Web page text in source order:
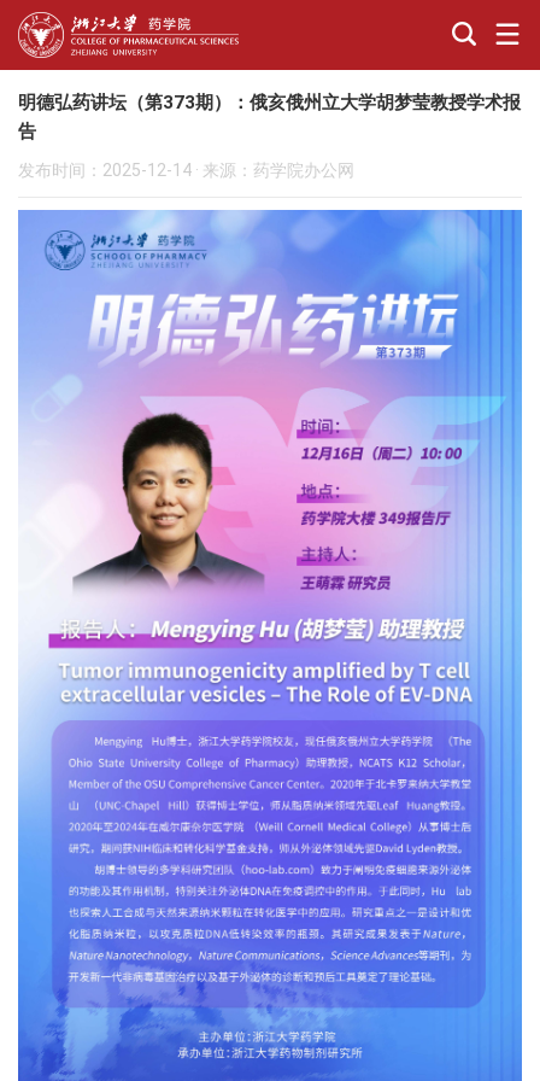
明德弘药讲坛（第373期）：俄亥俄州立大学胡梦莹教授学术报
告
发布时间：2025-12-14 · 来源：药学院办公网